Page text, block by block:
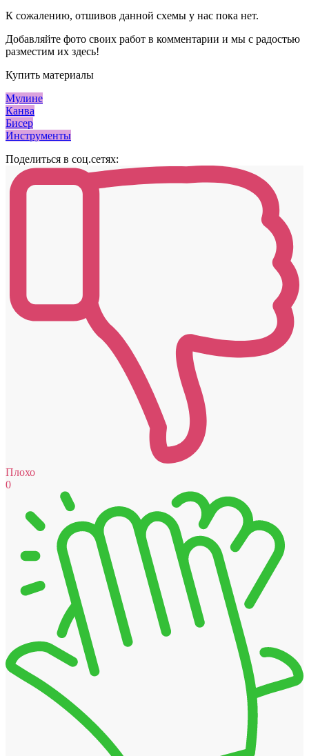
К сожалению, отшивов данной схемы у нас пока нет.
Добавляйте фото своих работ в комментарии и мы с радостью
разместим их здесь!
Купить материалы
Мулине
Канва
Бисер
Инструменты
Поделиться в соц.сетях:
Плохо
0